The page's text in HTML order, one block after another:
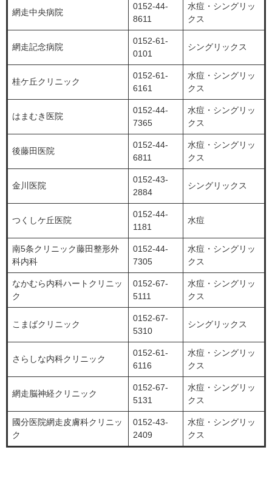
網走中央病院
0152-44-
8611
水痘・シングリッ
クス
網走記念病院
0152-61-
0101
シングリックス
桂ケ丘クリニック
0152-61-
6161
水痘・シングリッ
クス
はまむき医院
0152-44-
7365
水痘・シングリッ
クス
後藤田医院
0152-44-
6811
水痘・シングリッ
クス
金川医院
0152-43-
2884
シングリックス
つくしケ丘医院
0152-44-
1181
水痘
南5条クリニック藤田整形外
科内科
0152-44-
7305
水痘・シングリッ
クス
なかむら内科ハートクリニッ
ク
0152-67-
5111
水痘・シングリッ
クス
こまばクリニック
0152-67-
5310
シングリックス
さらしな内科クリニック
0152-61-
6116
水痘・シングリッ
クス
網走脳神経クリニック
0152-67-
5131
水痘・シングリッ
クス
國分医院網走皮膚科クリニッ
ク
0152-43-
2409
水痘・シングリッ
クス